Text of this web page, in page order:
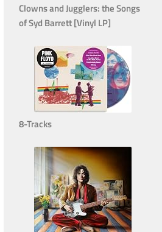
Clowns and Jugglers: the Songs
of Syd Barrett [Vinyl LP]
8-Tracks